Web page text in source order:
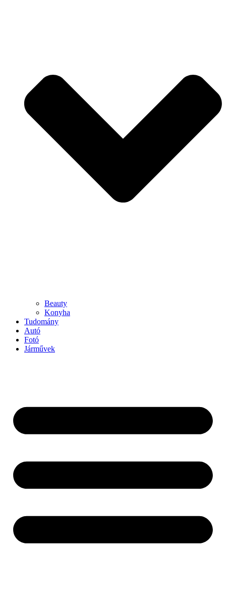
Beauty
Konyha
Tudomány
Autó
Fotó
Járművek